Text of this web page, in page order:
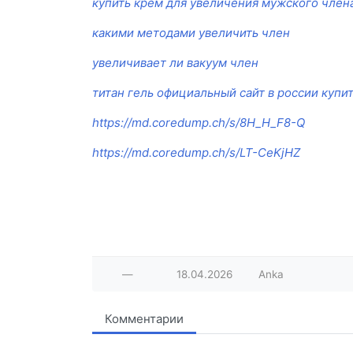
какими методами увеличить член
увеличивает ли вакуум член
титан гель официальный сайт в россии
https://md.coredump.ch/s/8H_H_F8-Q
https://md.coredump.ch/s/LT-CeKjHZ
— 18.04.2026 Anka
Комментарии